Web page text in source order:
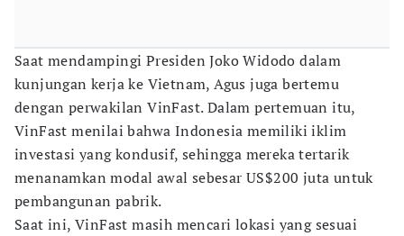
Saat mendampingi Presiden Joko Widodo dalam
kunjungan kerja ke Vietnam, Agus juga bertemu
dengan perwakilan VinFast. Dalam pertemuan itu,
VinFast menilai bahwa Indonesia memiliki iklim
investasi yang kondusif, sehingga mereka tertarik
menanamkan modal awal sebesar US$200 juta untuk
pembangunan pabrik.
Saat ini, VinFast masih mencari lokasi yang sesuai